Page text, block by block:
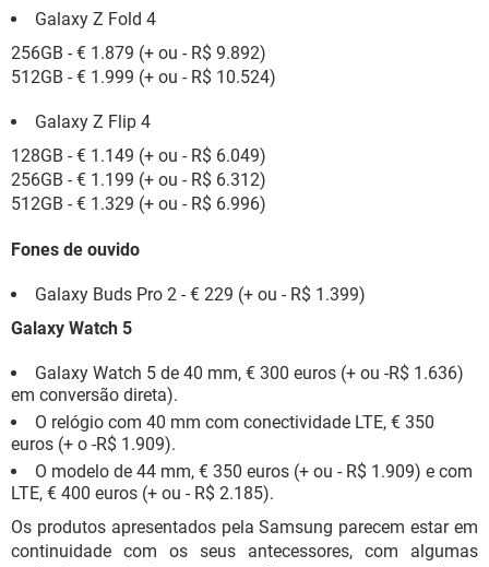
Galaxy Z Fold 4
256GB - € 1.879 (+ ou - R$ 9.892)
512GB - € 1.999 (+ ou - R$ 10.524)
Galaxy Z Flip 4
128GB - € 1.149 (+ ou - R$ 6.049)
256GB - € 1.199 (+ ou - R$ 6.312)
512GB - € 1.329 (+ ou - R$ 6.996)
Fones de ouvido
Galaxy Buds Pro 2 - € 229 (+ ou - R$ 1.399)
Galaxy Watch 5
Galaxy Watch 5 de 40 mm, € 300 euros (+ ou -R$ 1.636)
em conversão direta).
O relógio com 40 mm com conectividade LTE, € 350
euros (+ o -R$ 1.909).
O modelo de 44 mm, € 350 euros (+ ou - R$ 1.909) e com
LTE, € 400 euros (+ ou - R$ 2.185).
Os produtos apresentados pela Samsung parecem estar em
continuidade com os seus antecessores, com algumas